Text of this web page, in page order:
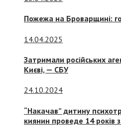
Пожежа на Броварщині:
14.04.2025
Затримали російських
Києві, — СБУ
24.10.2024
“Накачав” дитину
киянин проведе 14 років